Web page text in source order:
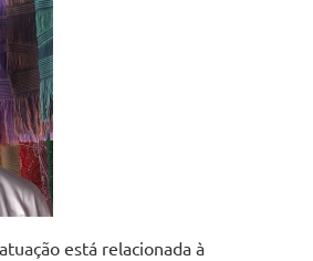
está relacionada à